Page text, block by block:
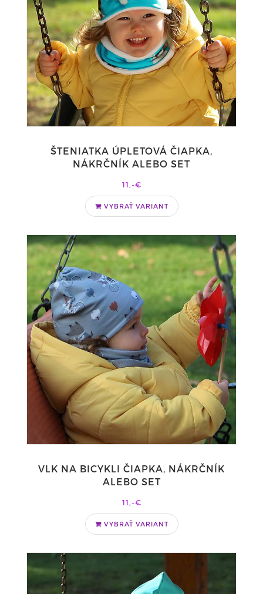
ŠTENIATKA ÚPLETOVÁ ČIAPKA,
NÁKRČNÍK ALEBO SET
11,-€
VYBRAŤ VARIANT
VLK NA BICYKLI ČIAPKA, NÁKRČNÍK
ALEBO SET
11,-€
VYBRAŤ VARIANT